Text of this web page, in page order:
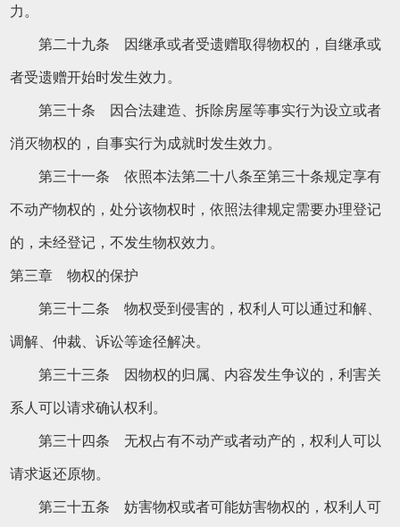
力。
第二十九条 因继承或者受遗赠取得物权的，自继承或
者受遗赠开始时发生效力。
第三十条 因合法建造、拆除房屋等事实行为设立或者
消灭物权的，自事实行为成就时发生效力。
第三十一条 依照本法第二十八条至第三十条规定享有
不动产物权的，处分该物权时，依照法律规定需要办理登记
的，未经登记，不发生物权效力。
第三章 物权的保护
第三十二条 物权受到侵害的，权利人可以通过和解、
调解、仲裁、诉讼等途径解决。
第三十三条 因物权的归属、内容发生争议的，利害关
系人可以请求确认权利。
第三十四条 无权占有不动产或者动产的，权利人可以
请求返还原物。
第三十五条 妨害物权或者可能妨害物权的，权利人可